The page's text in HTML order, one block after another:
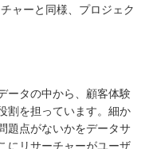
ャーと同様、プロジェク
ータの中から、顧客体験
割を担っています。細か
題点がないかをデータサ
にリサーチャーがユーザ